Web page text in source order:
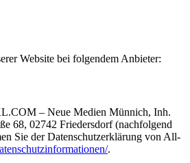
Website bei folgendem Anbieter:
– Neue Medien Münnich, Inh.
68, 02742 Friedersdorf (nachfolgend
Sie der Datenschutzerklärung von All-
.